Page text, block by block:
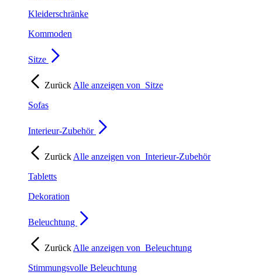
Kleiderschränke
Kommoden
Sitze
Zurück Alle anzeigen von Sitze
Sofas
Interieur-Zubehör
Zurück Alle anzeigen von Interieur-Zubehör
Tabletts
Dekoration
Beleuchtung
Zurück Alle anzeigen von Beleuchtung
Stimmungsvolle Beleuchtung